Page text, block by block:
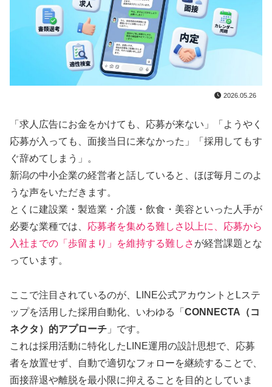
2026.05.26
「求人広告にお金をかけても、応募が来ない」「ようやく
応募が入っても、面接当日に来なかった」「採用してもす
ぐ辞めてしまう」。
新潟の中小企業の経営者と話していると、ほぼ毎月このよ
うな声をいただきます。
とくに建設業・製造業・介護・飲食・美容といった人手が
必要な業種では、 応募者を集める難しさ以上に、応募から
入社までの「歩留まり」を維持する難しさ が経営課題とな
っています。
ここで注目されているのが、LINE公式アカウントとLステ
ップを活用した採用自動化、いわゆる「 CONNECTA（コ
ネクタ）的アプローチ 」です。
これは採用活動に特化したLINE運用の設計思想で、応募
者を放置せず、自動で適切なフォローを継続することで、
面接辞退や離脱を最小限に抑えることを目的としていま